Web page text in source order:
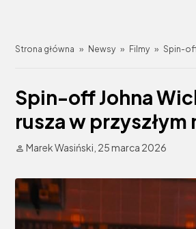
Strona główna » Newsy » Filmy » Spin-
Spin-off Johna
rusza w przyszłym
Marek Wasiński, 25 marca 2026